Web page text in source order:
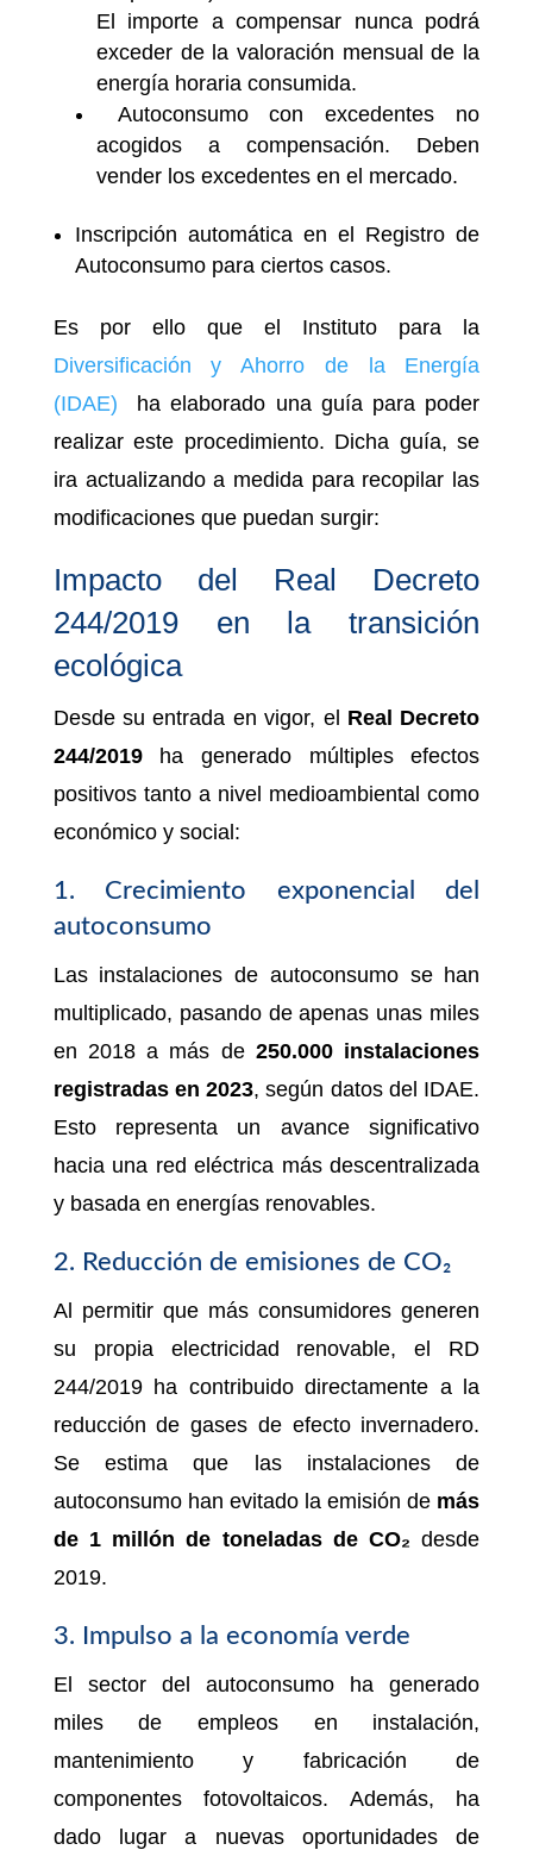
El importe a compensar nunca podrá
exceder de la valoración mensual de la
energía horaria consumida.
Autoconsumo con excedentes no
acogidos a compensación. Deben
vender los excedentes en el mercado.
Inscripción automática en el Registro de
Autoconsumo para ciertos casos.
Es por ello que el Instituto para la
Diversificación y Ahorro de la Energía
(IDAE) ha elaborado una guía para poder
realizar este procedimiento. Dicha guía, se
ira actualizando a medida para recopilar las
modificaciones que puedan surgir:
Impacto del Real Decreto
244/2019 en la transición
ecológica
Desde su entrada en vigor, el Real Decreto
244/2019ha generado múltiples efectos
positivos tanto a nivel medioambiental como
económico y social:
1. Crecimiento exponencial del
autoconsumo
Las instalaciones de autoconsumo se han
multiplicado, pasando de apenas unas miles
en 2018 a más de 250.000 instalaciones
registradas en 2023, según datos del IDAE.
Esto representa un avance significativo
hacia una red eléctrica más descentralizada
y basada en energías renovables.
2. Reducción de emisiones de CO₂
Al permitir que más consumidores generen
su propia electricidad renovable, el RD
244/2019 ha contribuido directamente a la
reducción de gases de efecto invernadero.
Se estima que las instalaciones de
autoconsumo han evitado la emisión de más
de 1 millón de toneladas de CO₂ desde
2019.
3. Impulso a la economía verde
El sector del autoconsumo ha generado
miles de empleos en instalación,
mantenimiento y fabricación de
componentes fotovoltaicos. Además, ha
dado lugar a nuevas oportunidades de